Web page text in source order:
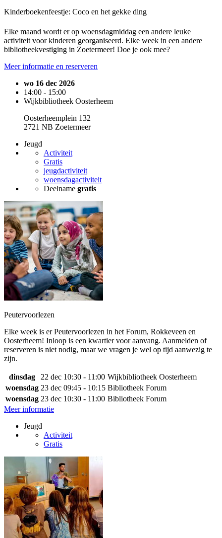
Kinderboekenfeestje: Coco en het gekke ding
Elke maand wordt er op woensdagmiddag een andere leuke
activiteit voor kinderen georganiseerd. Elke week in een andere
bibliotheekvestiging in Zoetermeer! Doe je ook mee?
Meer informatie en reserveren
wo 16 dec 2026
14:00 - 15:00
Wijkbibliotheek Oosterheem
Oosterheemplein 132
2721 NB Zoetermeer
Jeugd
Activiteit
Gratis
jeugdactiviteit
woensdagactiviteit
Deelname gratis
Peutervoorlezen
Elke week is er Peutervoorlezen in het Forum, Rokkeveen en
Oosterheem! Inloop is een kwartier voor aanvang. Aanmelden of
reserveren is niet nodig, maar we vragen je wel op tijd aanwezig te
zijn.
dinsdag 22 dec 10:30 - 11:00 Wijkbibliotheek Oosterheem
woensdag 23 dec 09:45 - 10:15 Bibliotheek Forum
woensdag 23 dec 10:30 - 11:00 Bibliotheek Forum
Meer informatie
Jeugd
Activiteit
Gratis